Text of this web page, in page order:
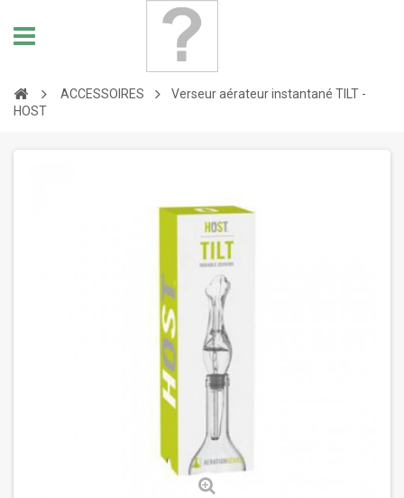
ACCESSOIRES
Verseur aérateur instantané TILT -
HOST